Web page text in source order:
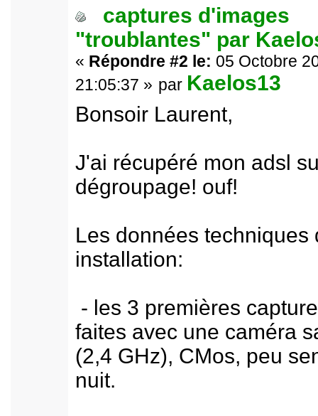
captures d'images
"troublantes" par
« Répondre #2 le: 05 Octobre
21:05:37 » par Kaelos13
Bonsoir Laurent,
J'ai récupéré mon adsl
dégroupage! ouf!
Les données techniques
installation:
- les 3 premières
faites avec une caméra
(2,4 GHz), CMos, peu
nuit.